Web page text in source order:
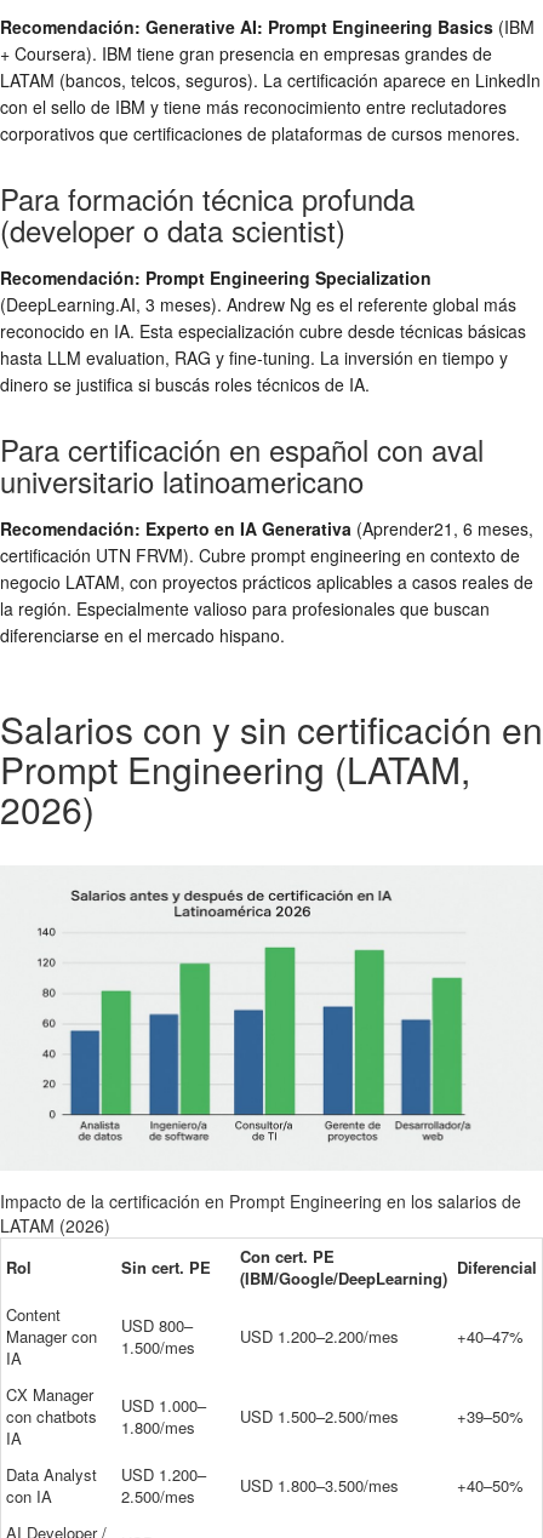
Recomendación: Generative AI: Prompt Engineering Basics (IBM
+ Coursera). IBM tiene gran presencia en empresas grandes de
LATAM (bancos, telcos, seguros). La certificación aparece en LinkedIn
con el sello de IBM y tiene más reconocimiento entre reclutadores
corporativos que certificaciones de plataformas de cursos menores.
Para formación técnica profunda
(developer o data scientist)
Recomendación: Prompt Engineering Specialization
(DeepLearning.AI, 3 meses). Andrew Ng es el referente global más
reconocido en IA. Esta especialización cubre desde técnicas básicas
hasta LLM evaluation, RAG y fine-tuning. La inversión en tiempo y
dinero se justifica si buscás roles técnicos de IA.
Para certificación en español con aval
universitario latinoamericano
Recomendación: Experto en IA Generativa (Aprender21, 6 meses,
certificación UTN FRVM). Cubre prompt engineering en contexto de
negocio LATAM, con proyectos prácticos aplicables a casos reales de
la región. Especialmente valioso para profesionales que buscan
diferenciarse en el mercado hispano.
Salarios con y sin certificación en
Prompt Engineering (LATAM,
2026)
Impacto de la certificación en Prompt Engineering en los salarios de
LATAM (2026)
Rol Sin cert. PE
Con cert. PE
(IBM/Google/DeepLearning) Diferencial
Content
Manager con
IA
USD 800–
1.500/mes
USD 1.200–2.200/mes +40–47%
CX Manager
con chatbots
IA
USD 1.000–
1.800/mes
USD 1.500–2.500/mes +39–50%
Data Analyst
con IA
USD 1.200–
2.500/mes
USD 1.800–3.500/mes +40–50%
AI Developer /